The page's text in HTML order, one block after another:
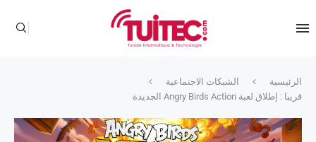
الرئيسية
الشبكات الاجتماعية
قريبا : إطلاق لعبة Angry Birds Action الجديدة